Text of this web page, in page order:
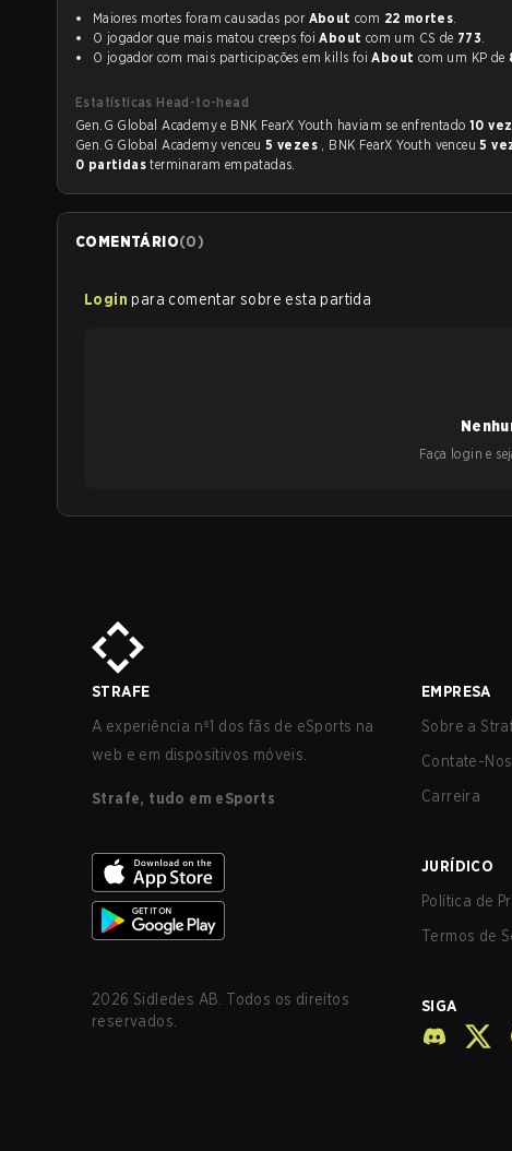
Maiores mortes foram causadas por About com 22 mortes.
O jogador que mais matou creeps foiAbout com um CS de 773.
O jogador com mais participações em kills foiAbout com um KP de
Estatísticas Head-to-head
Gen.G Global Academy e BNK FearX Youth haviam se enfrentado 10
Gen.G Global Academy venceu5 vezes , BNK FearX Youth venceu5
0 partidasterminaram empatadas.
COMENTÁRIO(0)
Login para comentar sobre esta partida
Faça login e
STRAFE
A experiência nº1 dos fãs de eSports na
web e em dispositivos móveis.
Strafe, tudo em eSports
2026 Sidledes AB. Todos os direitos
reservados.
EMPRESA
Sobre a
Contate-Nos
Carreira
JURÍDICO
Política de
Termos de
SIGA